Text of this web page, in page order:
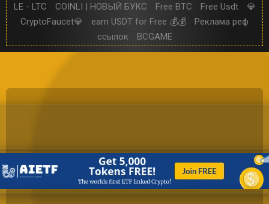
LE - LTC COINLI | НОВЫЙ БУКС Free BTC Free Usdt
💎
CryptoFaucet💎
earn USDT for Free 💰💰
Реклама реф
ссылок
BCGAME